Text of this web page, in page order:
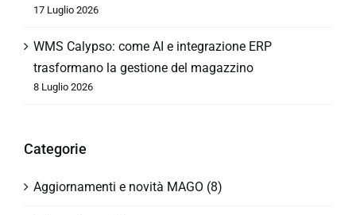
17 Luglio 2026
WMS Calypso: come AI e integrazione ERP
trasformano la gestione del magazzino
8 Luglio 2026
Categorie
Aggiornamenti e novità MAGO (8)